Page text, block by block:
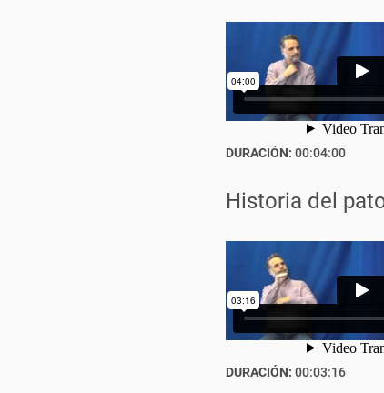
DURACIÓN: 00:04:00
Historia del
DURACIÓN: 00:03:16